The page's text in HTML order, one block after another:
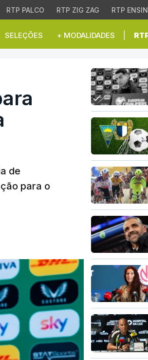
RTP PALCO RTP ZIG ZAG RTP
SELEÇÕES + MODALIDADES
Mundial,
de
para o